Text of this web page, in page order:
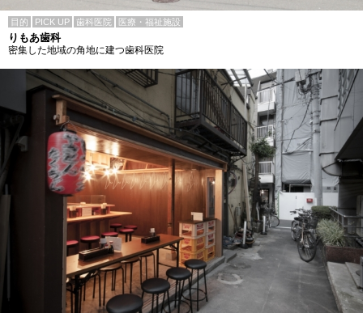
目的 PICK UP 歯科医院 医療・福祉施設
りもあ歯科
密集した地域の角地に建つ歯科医院